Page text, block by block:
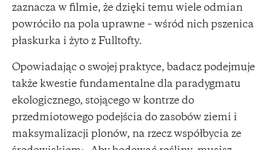
zaznacza w filmie, że dzięki temu wiele odmian
powróciło na pola uprawne – wśród nich pszenica
płaskurka i żyto z Fulltofty.
Opowiadając o swojej praktyce, badacz podejmuje
także kwestie fundamentalne dla paradygmatu
ekologicznego, stojącego w kontrze do
przedmiotowego podejścia do zasobów ziemi i
maksymalizacji plonów, na rzecz współbycia ze